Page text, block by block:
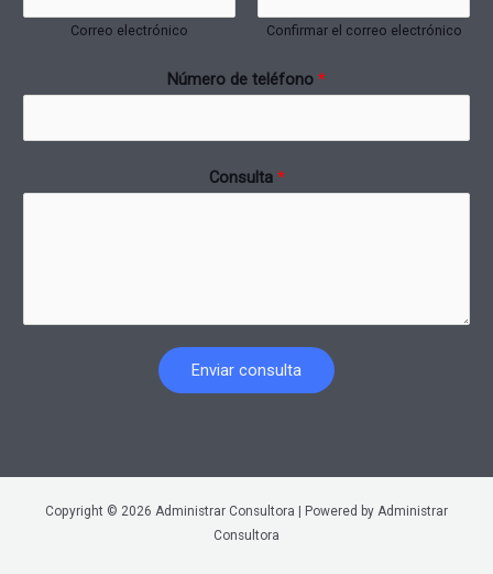
Correo electrónico Confirmar el correo electrónico
Número de teléfono *
Consulta *
Enviar consulta
Copyright © 2026 Administrar Consultora | Powered by Administrar
Consultora